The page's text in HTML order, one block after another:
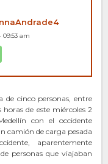
09:53 am
cinco personas, entre
de este miércoles 2
con el occidente
camión de carga pesada
aparentemente
personas que viajaban